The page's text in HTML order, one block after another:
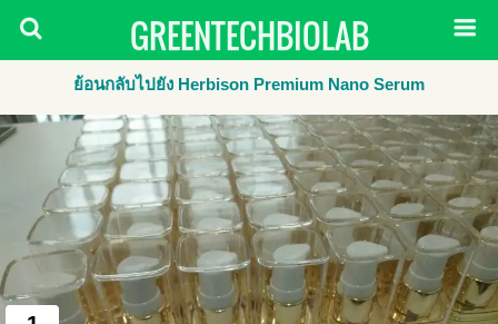
GREENTECHBIOLAB
ย้อนกลับไปยัง Herbison Premium Nano Serum